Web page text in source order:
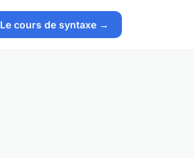
Le cours de syntaxe →